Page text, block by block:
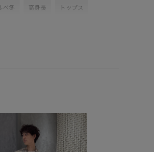
べ冬 高身長 トップス
ステッチ ストレスフリー
ドレス ハリ感